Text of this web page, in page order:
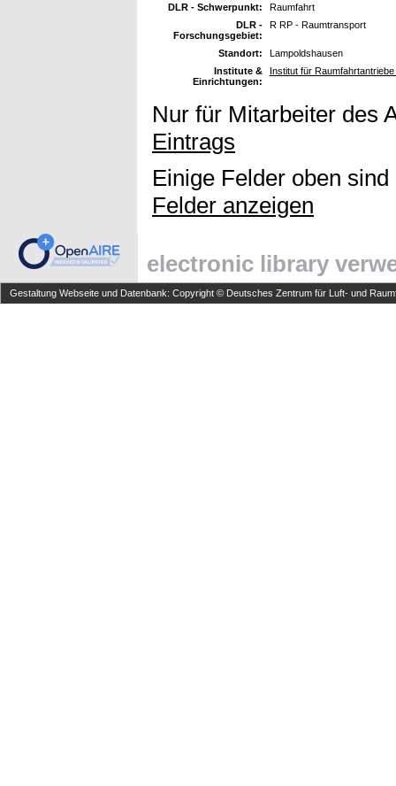
DLR - Schwerpunkt:
Raumfahrt
DLR -
Forschungsgebiet:
R RP - Raumtransport
Standort:
Lampoldshausen
Institute &
Einrichtungen:
Institut für
Nur für Mitarbeiter des
Eintrags
Einige Felder oben
Felder anzeigen
electronic library
Gestaltung Webseite und Datenbank: Copyright © Deutsches Zentrum für Luft- und